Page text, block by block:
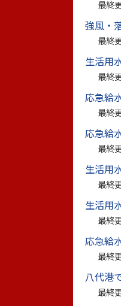
最終
強風・
最終
生活用
最終
応急給
最終
応急給
最終
生活用
最終
生活用
最終
応急給
最終
八代港
最終
2026
【中
2026
2025
2026
2026
2026
2026
2026